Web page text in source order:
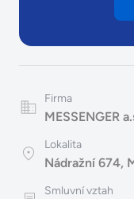
Firma
MESSENGER
Lokalita
Nádražní 674,
Smluvní vztah